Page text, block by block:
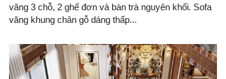
văng 3 chỗ, 2 ghế đơn và bàn trà nguyên khối. Sofa
văng khung chân gỗ dáng thấp...